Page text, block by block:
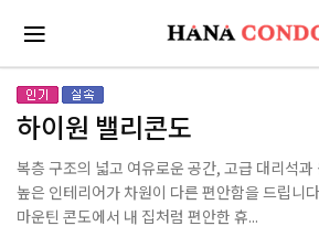
하이원 밸리콘도
복층 구조의 넓고 여유로운 공간, 고급 대리석
높은 인테리어가 차원이 다른 편안함을 드립니
마운틴 콘도에서 내 집처럼 편안한 휴...